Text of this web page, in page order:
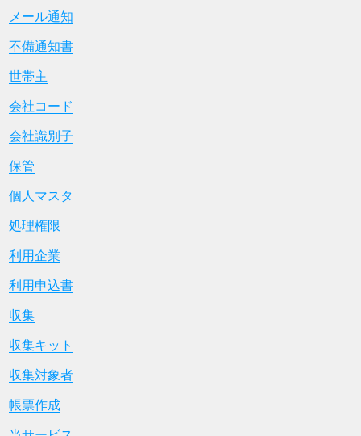
メール通知
不備通知書
世帯主
会社コード
会社識別子
保管
個人マスタ
処理権限
利用企業
利用申込書
収集
収集キット
収集対象者
帳票作成